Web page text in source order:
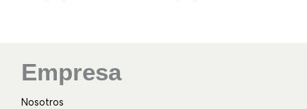
Empresa
Nosotros